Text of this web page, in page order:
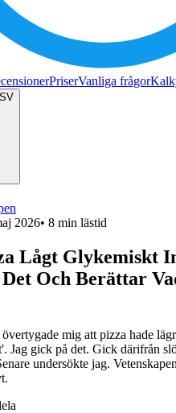
PriserVanliga frågor
SV
2026• 8 min lästid
Lågt Glykemiskt
Och Berättar
mig att pizza hade
Jag gick på det. Gick därifrån
undersökte jag.